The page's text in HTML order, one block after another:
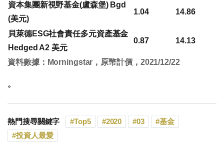
資本集團新視野基金(盧森堡) Bgd
(美元)
1.04 14.86
貝萊德ESG社會責任多元資產基金
Hedged A2 美元
0.87 14.13
資料數據：Morningstar，原幣計價，2021/12/22
。
熱門搜尋關鍵字 Top5 2020 03
基金
投資人最愛